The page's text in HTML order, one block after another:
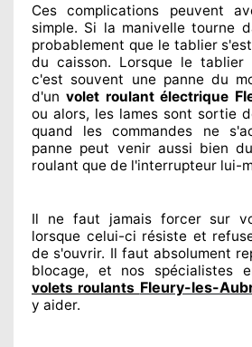
Ces complications peuvent
simple. Si la manivelle tourne
probablement que le tablier
du caisson. Lorsque le tablier
c'est souvent une panne du
d'un volet roulant électrique
ou alors, les lames sont sortie
quand les commandes ne
panne peut venir aussi bien
roulant que de l'interrupteur lui-
Il ne faut jamais forcer sur
lorsque celui-ci résiste et
de s'ouvrir. Il faut absolument
blocage, et nos spécialistes
volets roulants Fleury-les-
y aider.